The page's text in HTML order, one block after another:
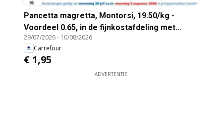
Pancetta magretta, Montorsi, 19.50/kg -
Voordeel 0.65, in de fijnkostafdeling met
bediening
29/07/2026- 10/08/2026
Carrefour
€ 1,95
ADVERTENTIE